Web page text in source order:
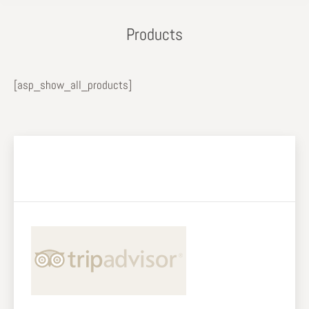
Products
[asp_show_all_products]